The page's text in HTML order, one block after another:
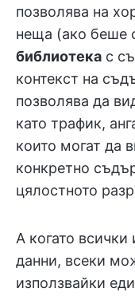
позволява на
неща (ако беше
библиотека с
контекст на
позволява да
като трафик,
които могат да
конкретно
цялостното
А когато
данни, всеки
използвайки